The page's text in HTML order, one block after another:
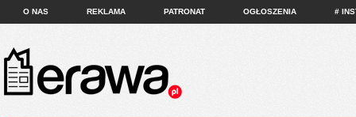
O NAS REKLAMA PATRONAT OGŁOSZENIA #